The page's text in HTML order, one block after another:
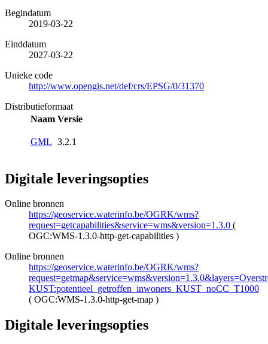
Begindatum
2019-03-22
Einddatum
2027-03-22
Unieke code
http://www.opengis.net/def/crs/EPSG/0/31370
Distributieformaat
Naam Versie
GML 3.2.1
Digitale leveringsopties
Online bronnen
https://geoservice.waterinfo.be/OGRK/wms?
request=getcapabilities&service=wms&version=1.3.0 (
OGC:WMS-1.3.0-http-get-capabilities )
Online bronnen
https://geoservice.waterinfo.be/OGRK/wms?
KUST:potentieel_getroffen_inwoners_KUST_noCC_T1000
( OGC:WMS-1.3.0-http-get-map )
Digitale leveringsopties